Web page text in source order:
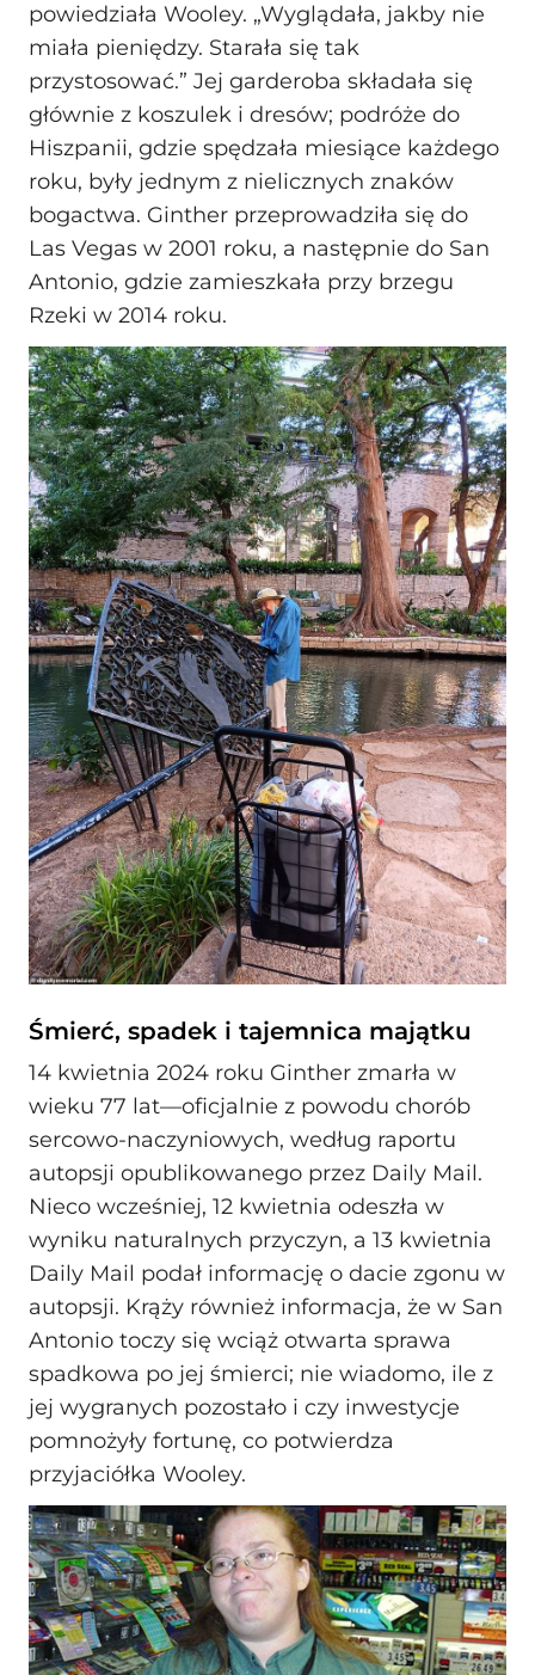
powiedziała Wooley. „Wyglądała, jakby nie
miała pieniędzy. Starała się tak
przystosować.” Jej garderoba składała się
głównie z koszulek i dresów; podróże do
Hiszpanii, gdzie spędzała miesiące każdego
roku, były jednym z nielicznych znaków
bogactwa. Ginther przeprowadziła się do
Las Vegas w 2001 roku, a następnie do San
Antonio, gdzie zamieszkała przy brzegu
Rzeki w 2014 roku.
Śmierć, spadek i tajemnica majątku
14 kwietnia 2024 roku Ginther zmarła w
wieku 77 lat—oficjalnie z powodu chorób
sercowo-naczyniowych, według raportu
autopsji opublikowanego przez Daily Mail.
Nieco wcześniej, 12 kwietnia odeszła w
wyniku naturalnych przyczyn, a 13 kwietnia
Daily Mail podał informację o dacie zgonu w
autopsji. Krąży również informacja, że w San
Antonio toczy się wciąż otwarta sprawa
spadkowa po jej śmierci; nie wiadomo, ile z
jej wygranych pozostało i czy inwestycje
pomnożyły fortunę, co potwierdza
przyjaciółka Wooley.